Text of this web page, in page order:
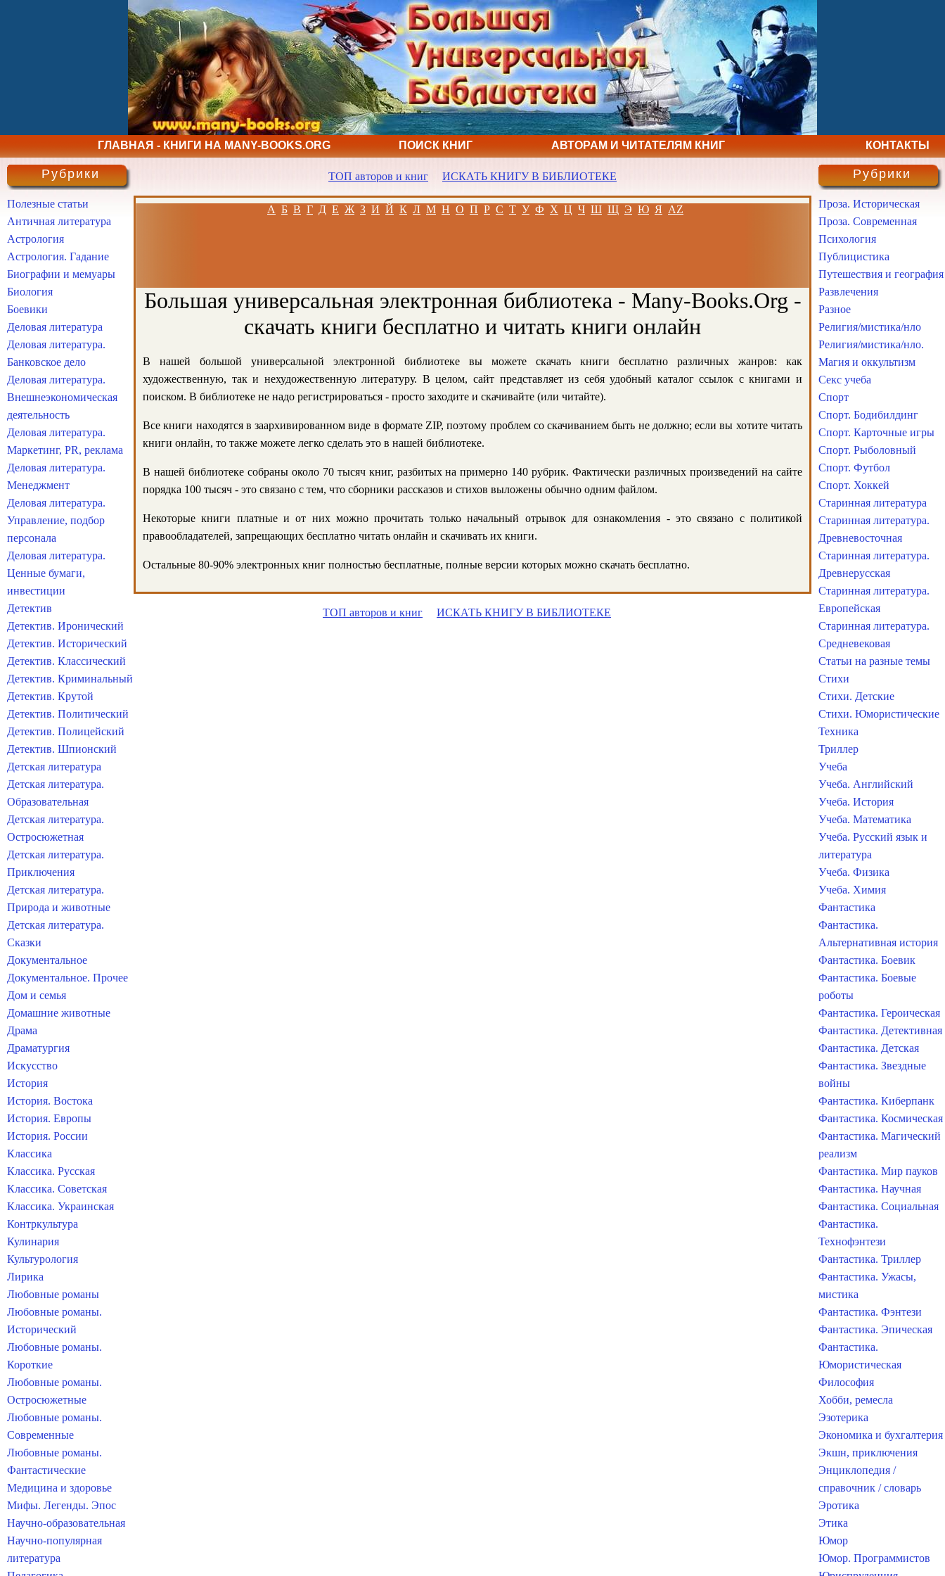
ГЛАВНАЯ - КНИГИ НА MANY-BOOKS.ORG ПОИСК КНИГ АВТОРАМ И ЧИТАТЕЛЯМ КНИГ КОНТАКТЫ
ТОП авторов и книг ИСКАТЬ КНИГУ В БИБЛИОТЕКЕ
А Б В Г Д Е Ж З И Й К Л М Н О П Р С Т У Ф Х Ц Ч Ш Щ Э Ю Я AZ
Большая универсальная электронная библиотека - Many-Books.Org -
скачать книги бесплатно и читать книги онлайн
В нашей большой универсальной электронной библиотеке вы можете скачать книги бесплатно различных жанров: как
художественную, так и нехудожественную литературу. В целом, сайт представляет из себя удобный каталог ссылок с книгами и
поиском. В библиотеке не надо регистрироваться - просто заходите и скачивайте (или читайте).
Все книги находятся в заархивированном виде в формате ZIP, поэтому проблем со скачиванием быть не должно; если вы хотите читать
книги онлайн, то также можете легко сделать это в нашей библиотеке.
В нашей библиотеке собраны около 70 тысяч книг, разбитых на примерно 140 рубрик. Фактически различных произведений на сайте
порядка 100 тысяч - это связано с тем, что сборники рассказов и стихов выложены обычно одним файлом.
Некоторые книги платные и от них можно прочитать только начальный отрывок для ознакомления - это связано с политикой
правообладателей, запрещающих бесплатно читать онлайн и скачивать их книги.
Остальные 80-90% электронных книг полностью бесплатные, полные версии которых можно скачать бесплатно.
ТОП авторов и книг ИСКАТЬ КНИГУ В БИБЛИОТЕКЕ
Рубрики
Полезные статьи
Античная литература
Астрология
Астрология. Гадание
Биографии и мемуары
Биология
Боевики
Деловая литература
Деловая литература.
Банковское дело
Деловая литература.
Внешнеэкономическая
деятельность
Деловая литература.
Маркетинг, PR, реклама
Деловая литература.
Менеджмент
Деловая литература.
Управление, подбор
персонала
Деловая литература.
Ценные бумаги,
инвестиции
Детектив
Детектив. Иронический
Детектив. Исторический
Детектив. Классический
Детектив. Криминальный
Детектив. Крутой
Детектив. Политический
Детектив. Полицейский
Детектив. Шпионский
Детская литература
Детская литература.
Образовательная
Детская литература.
Остросюжетная
Детская литература.
Приключения
Детская литература.
Природа и животные
Детская литература.
Сказки
Документальное
Документальное. Прочее
Дом и семья
Домашние животные
Драма
Драматургия
Искусство
История
История. Востока
История. Европы
История. России
Классика
Классика. Русская
Классика. Советская
Классика. Украинская
Контркультура
Кулинария
Культурология
Лирика
Любовные романы
Любовные романы.
Исторический
Любовные романы.
Короткие
Любовные романы.
Остросюжетные
Любовные романы.
Современные
Любовные романы.
Фантастические
Медицина и здоровье
Мифы. Легенды. Эпос
Научно-образовательная
Научно-популярная
литература
Рубрики
Проза. Историческая
Проза. Современная
Психология
Публицистика
Путешествия и география
Развлечения
Разное
Религия/мистика/нло
Религия/мистика/нло.
Магия и оккультизм
Секс учеба
Спорт
Спорт. Бодибилдинг
Спорт. Карточные игры
Спорт. Рыболовный
Спорт. Футбол
Спорт. Хоккей
Старинная литература
Старинная литература.
Древневосточная
Старинная литература.
Древнерусская
Старинная литература.
Европейская
Старинная литература.
Средневековая
Статьи на разные темы
Стихи
Стихи. Детские
Стихи. Юмористические
Техника
Триллер
Учеба
Учеба. Английский
Учеба. История
Учеба. Математика
Учеба. Русский язык и
литература
Учеба. Физика
Учеба. Химия
Фантастика
Фантастика.
Альтернативная история
Фантастика. Боевик
Фантастика. Боевые
роботы
Фантастика. Героическая
Фантастика. Детективная
Фантастика. Детская
Фантастика. Звездные
войны
Фантастика. Киберпанк
Фантастика. Космическая
Фантастика. Магический
реализм
Фантастика. Мир пауков
Фантастика. Научная
Фантастика. Социальная
Фантастика.
Технофэнтези
Фантастика. Триллер
Фантастика. Ужасы,
мистика
Фантастика. Фэнтези
Фантастика. Эпическая
Фантастика.
Юмористическая
Философия
Хобби, ремесла
Эзотерика
Экономика и бухгалтерия
Экшн, приключения
Энциклопедия /
справочник / словарь
Эротика
Этика
Юмор
Юмор. Программистов